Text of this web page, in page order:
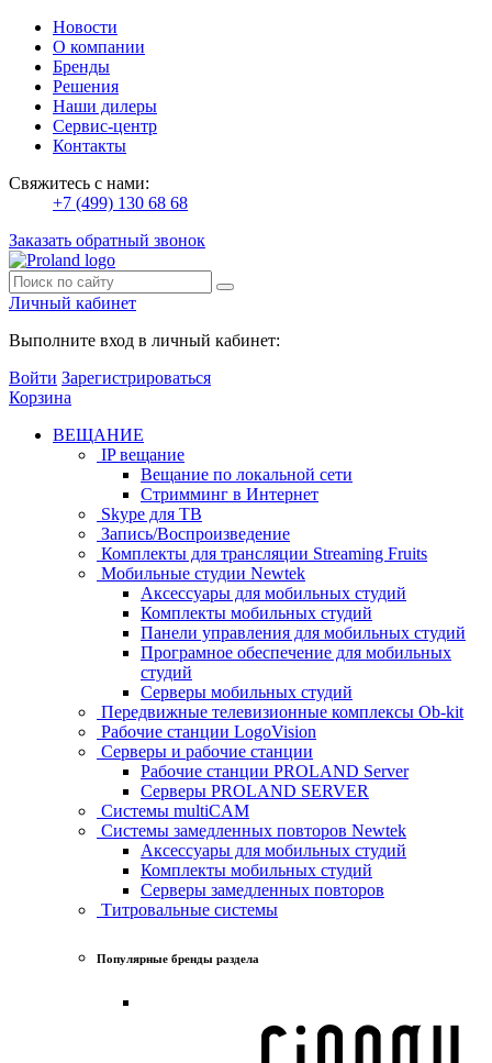
Новости
О компании
Бренды
Решения
Наши дилеры
Сервис-центр
Контакты
Свяжитесь с нами:
+7 (499) 130 68 68
Заказать обратный звонок
Личный кабинет
Выполните вход в личный кабинет:
Войти Зарегистрироваться
Корзина
ВЕЩАНИЕ
IP вещание
Вещание по локальной сети
Стримминг в Интернет
Skype для ТВ
Запись/Воспроизведение
Комплекты для трансляции Streaming Fruits
Мобильные студии Newtek
Аксессуары для мобильных студий
Комплекты мобильных студий
Панели управления для мобильных студий
Програмное обеспечение для мобильных
студий
Серверы мобильных студий
Передвижные телевизионные комплексы Ob-kit
Рабочие станции LogoVision
Серверы и рабочие станции
Рабочие станции PROLAND Server
Серверы PROLAND SERVER
Системы multiCAM
Системы замедленных повторов Newtek
Аксессуары для мобильных студий
Комплекты мобильных студий
Серверы замедленных повторов
Титровальные системы
Популярные бренды раздела